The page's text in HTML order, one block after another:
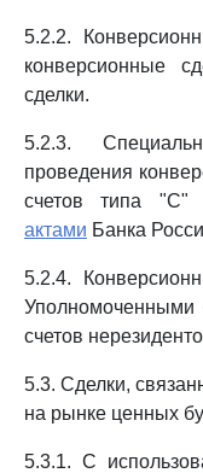
5.2.2.
конверсионные
сделки.
5.2.3.
проведения
счетов типа "С"
актами Банка
5.2.4.
Уполномоченными
счетов
5.3. Сделки,
на рынке ценных
5.3.1. С